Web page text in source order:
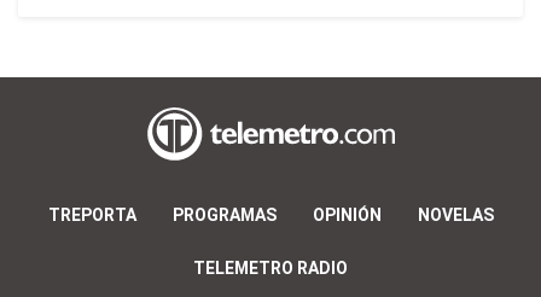
TREPORTA PROGRAMAS OPINIÓN NOVELAS
TELEMETRO RADIO